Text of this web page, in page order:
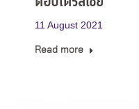
11 August 2021
Read more